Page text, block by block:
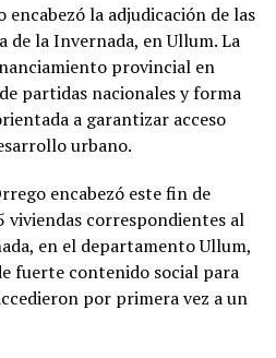
la adjudicación de las
de la Invernada, en Ullum. La
provincial en
partidas nacionales y forma
a garantizar acceso
urbano.
encabezó este fin de
viviendas correspondientes al
en el departamento Ullum,
fuerte contenido social para
por primera vez a un